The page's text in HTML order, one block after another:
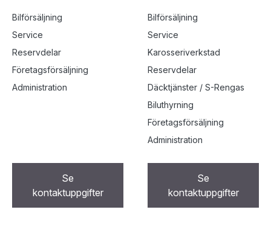
Bilförsäljning
Service
Reservdelar
Företagsförsäljning
Administration
Se
kontaktuppgifter
Bilförsäljning
Service
Karosseriverkstad
Reservdelar
Däcktjänster / S-Rengas
Biluthyrning
Företagsförsäljning
Administration
Se
kontaktuppgifter